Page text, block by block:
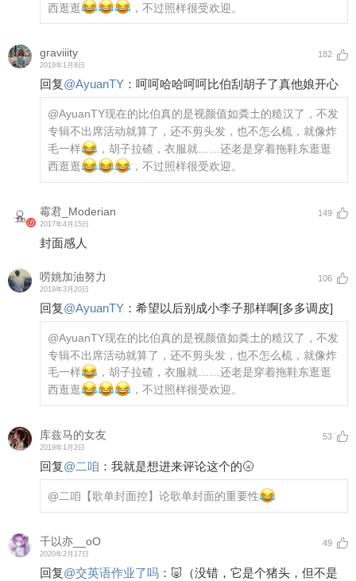
西逛逛
，不过照样很受欢迎。
graviiity
2019年1月8日
182
回复@AyuanTY ： 呵呵哈哈呵呵比伯刮胡子了真他娘开心
@AyuanTY现在的比伯真的是视颜值如粪土的糙汉了，不发
专辑不出席活动就算了，还不剪头发，也不怎么梳，就像炸
毛一样
，胡子拉碴，衣服就……还老是穿着拖鞋东逛逛
西逛逛
，不过照样很受欢迎。
霉君_Moderian
2017年4月15日
149
封面感人
唠姚加油努力
2019年3月20日
106
回复@AyuanTY ： 希望以后别成小李子那样啊[多多调皮]
@AyuanTY现在的比伯真的是视颜值如粪土的糙汉了，不发
专辑不出席活动就算了，还不剪头发，也不怎么梳，就像炸
毛一样
，胡子拉碴，衣服就……还老是穿着拖鞋东逛逛
西逛逛
，不过照样很受欢迎。
库兹马的女友
2019年1月2日
53
回复@二咱 ： 我就是想进来评论这个的🌝
@二咱 【歌单封面控】论歌单封面的重要性
千以亦__oO
2020年2月17日
49
回复@交英语作业了吗 ： 🐷（没错，它是个猪头，但不是